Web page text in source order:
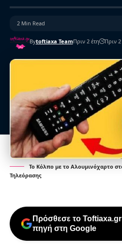
Bytoftiaxa TeamΠριν 2 έτη Πριν 2
2 Min Read
Το Κόλπο με το Αλουμινόχαρτο
Τηλεόρασης
Πρόσθεσε το
πηγή στη Google